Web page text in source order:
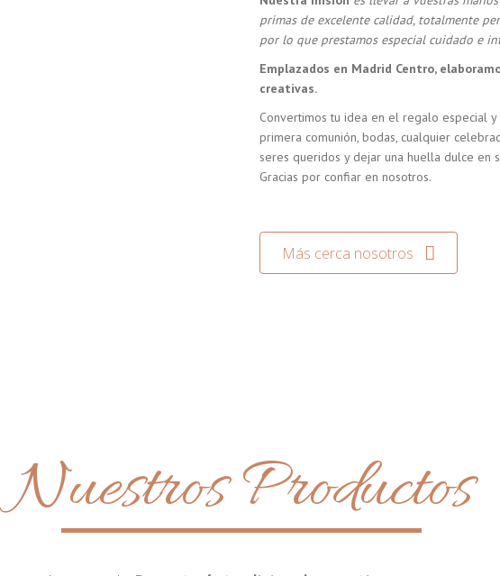
primas de excelente calidad, totalmente
por lo que prestamos especial cuidado e
Emplazados en Madrid Centro,
creativas.
Convertimos tu idea en el regalo especial
primera comunión, bodas, cualquier
seres queridos y dejar una huella dulce en
Gracias por confiar en nosotros.
Más cerca nosotros
Nuestros Productos